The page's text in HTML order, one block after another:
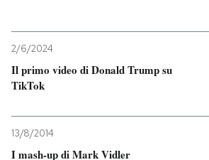
2/6/2024
Il primo video di Donald Trump su
TikTok
13/8/2014
I mash-up di Mark Vidler